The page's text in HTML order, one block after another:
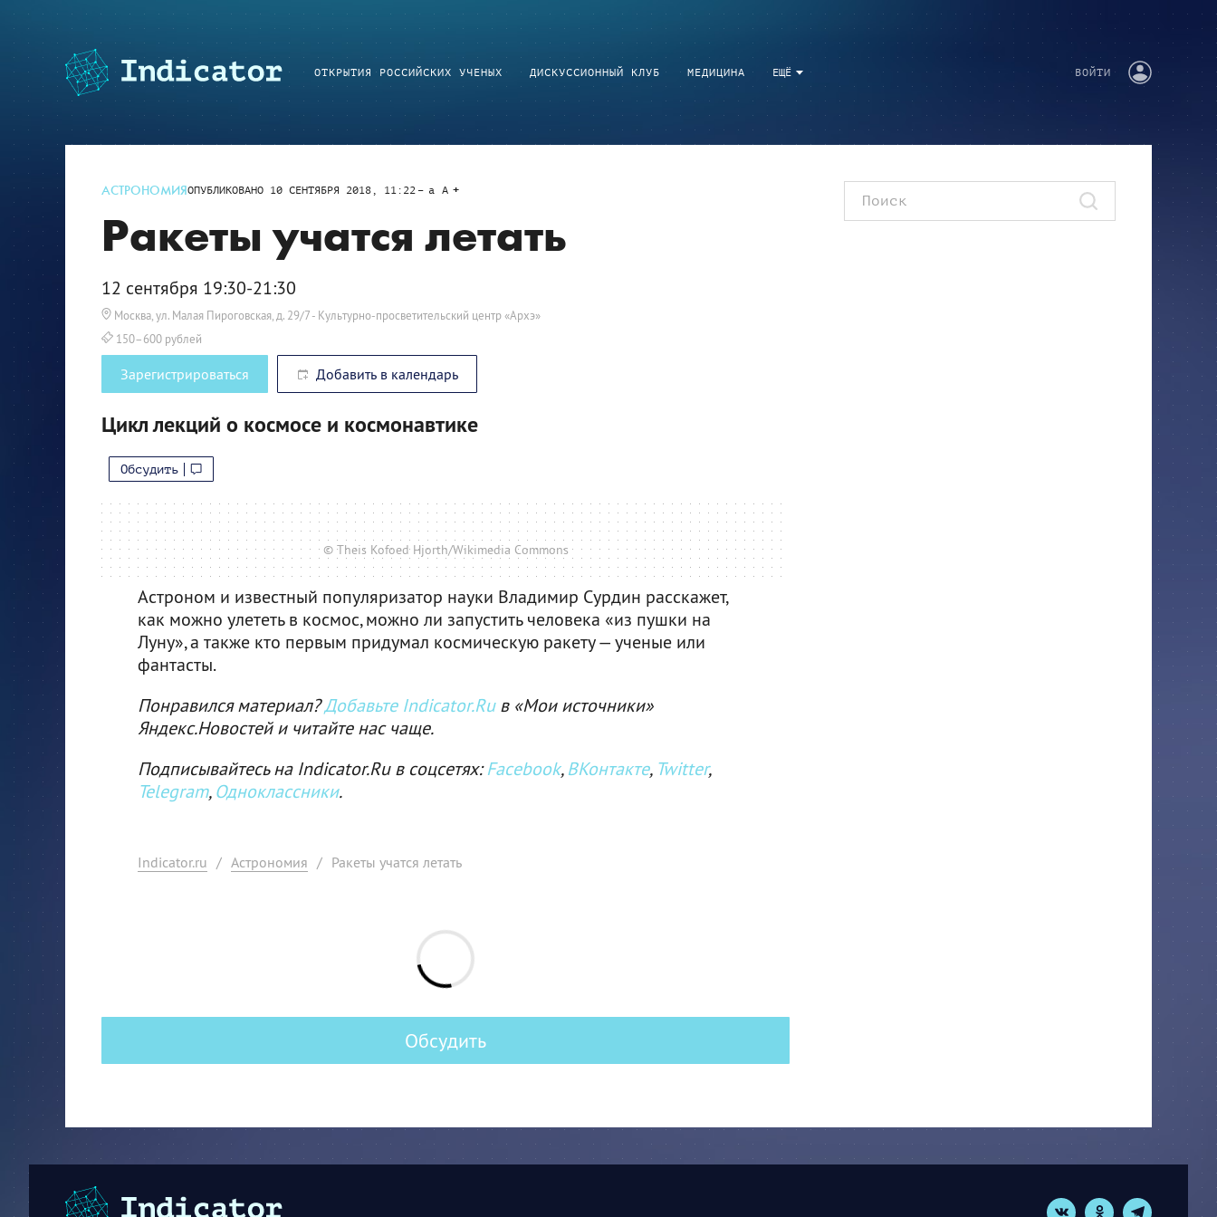
ЕЩЁ
ОТКРЫТИЯ РОССИЙСКИХ УЧЕНЫХ ДИСКУССИОННЫЙ КЛУБ МЕДИЦИНА ВОЙТИ
АСТРОНОМИЯОПУБЛИКОВАНО 10 СЕНТЯБРЯ 2018, 11:22 a A
Ракеты учатся летать
12 сентября 19:30-21:30
Москва, ул. Малая Пироговская, д. 29/7- Культурно-просветительский центр «Архэ»
150–600 рублей
Зарегистрироваться Добавить в календарь
Цикл лекций о космосе и космонавтике
Обсудить
© Theis Kofoed Hjorth/Wikimedia Commons
Астроном и известный популяризатор науки Владимир Сурдин расскажет,
как можно улететь в космос, можно ли запустить человека «из пушки на
Луну», а также кто первым придумал космическую ракету — ученые или
фантасты.
Понравился материал?Добавьте Indicator.Ruв «Мои источники»
Яндекс.Новостей и читайте нас чаще.
Подписывайтесь на Indicator.Ru в соцсетях:Facebook, ВКонтакте, Twitter,
Telegram, Одноклассники.
Indicator.ru / Астрономия / Ракеты учатся летать
Обсудить